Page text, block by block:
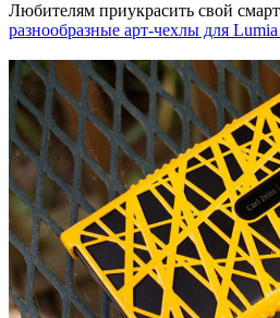
Любителям приукрасить свой
разнообразные арт-чехлы для